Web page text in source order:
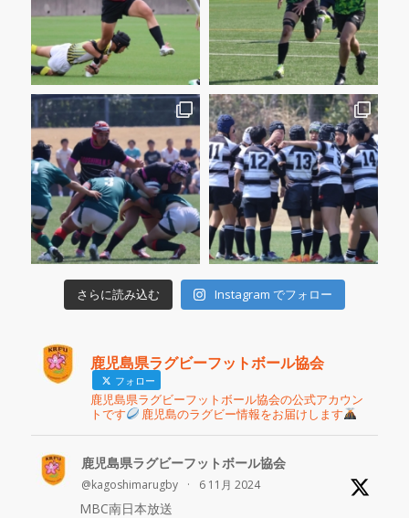
さらに読み込む Instagram でフォロー
鹿児島県ラグビーフットボール協会
フォロー
鹿児島県ラグビーフットボール協会の公式アカウン
トです
鹿児島のラグビー情報をお届けします
鹿児島県ラグビーフットボール協会
@kagoshimarugby · 6 11月 2024
MBC南日本放送